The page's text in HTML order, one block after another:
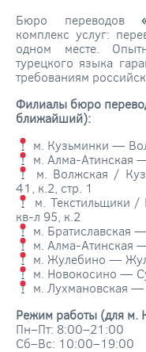
Бюро переводов
комплекс услуг:
одном месте.
турецкого языка
требованиям
Филиалы бюро
ближайший):
м. Кузьминки —
м. Алма-Атинская
м. Волжская /
41, к.2, стр. 1
м. Текстильщики /
кв-л 95, к.2
м. Братиславская
м. Алма-Атинская
м. Жулебино —
м. Новокосино —
м. Лухмановская —
Режим работы (для м.
Пн–Пт: 8:00–21:00
Сб–Вс: 10:00–19:00